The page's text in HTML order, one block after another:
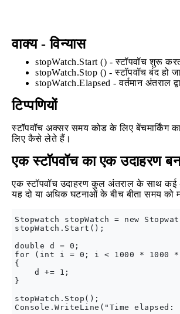
वाक्य - विन्यास
stopWatch.Start () - स्टॉपवॉच शुरू
stopWatch.Stop () - स्टॉपवॉच बंद हो
stopWatch.Elapsed - वर्तमान अंतराल
टिप्पणियों
स्टॉपवॉच अक्सर समय कोड के लिए बेंचमार्किंग
लिए कैसे लेते हैं।
एक स्टॉपवॉच का एक उदाहरण
एक स्टॉपवॉच उदाहरण कुल अंतराल के साथ कई
यह दो या अधिक घटनाओं के बीच बीता समय को
Stopwatch stopWatch = new
stopWatch.Start();
double d = 0;
for (int i = 0; i < 1000 * 1000 *
{
    d += 1;
}
stopWatch.Stop();